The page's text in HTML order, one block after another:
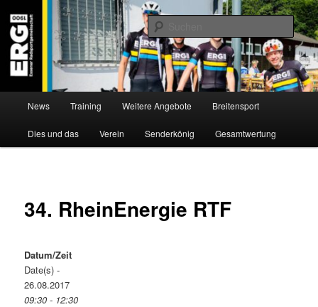
Inhalt
wechseln
ERG 1900 e.V
Willkommen bei der Essener Radsportgemeinschaft
News Training Weitere Angebote Breitensport
Dies und das Verein Senderkönig Gesamtwertung
34. RheinEnergie RTF
Datum/Zeit
Date(s) -
26.08.2017
09:30 - 12:30